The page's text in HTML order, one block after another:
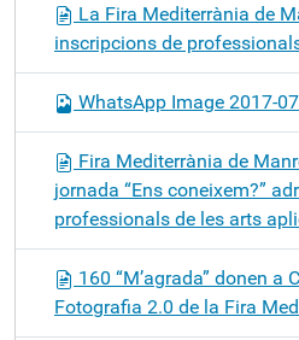
La Fira Mediterrània de
inscripcions de
WhatsApp Image 2017-
Fira Mediterrània de
jornada “Ens coneixem?”
professionals de les arts
160 “M’agrada” donen a
Fotografia 2.0 de la Fira